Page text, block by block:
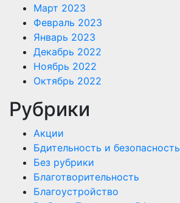
Март 2023
Февраль 2023
Январь 2023
Декабрь 2022
Ноябрь 2022
Октябрь 2022
Рубрики
Акции
Бдительность и безопасность
Без рубрики
Благотворительность
Благоустройство